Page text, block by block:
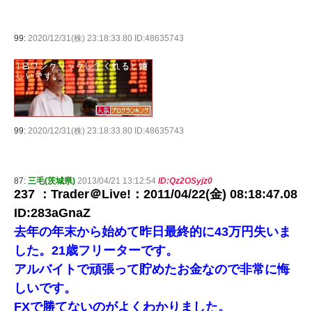
99: 2020/12/31(株) 23:18:33.80 ID:48635743
99: 2020/12/31(株) 23:18:33.80 ID:48635743
87: 三毛(茨城県) 2013/04/21 13:12:54 ID:Qz2OSyjz0
237 ：Trader＠Live!：2011/04/22(金) 08:18:47.08
ID:283aGnaZ
去年の年末から始めて昨日最終的に43万円失いま
した。21歳フリーターです。
アルバイトで頑張って貯めたお金なので非常に悔
しいです。
FXで勝てないのがよくわかりました。